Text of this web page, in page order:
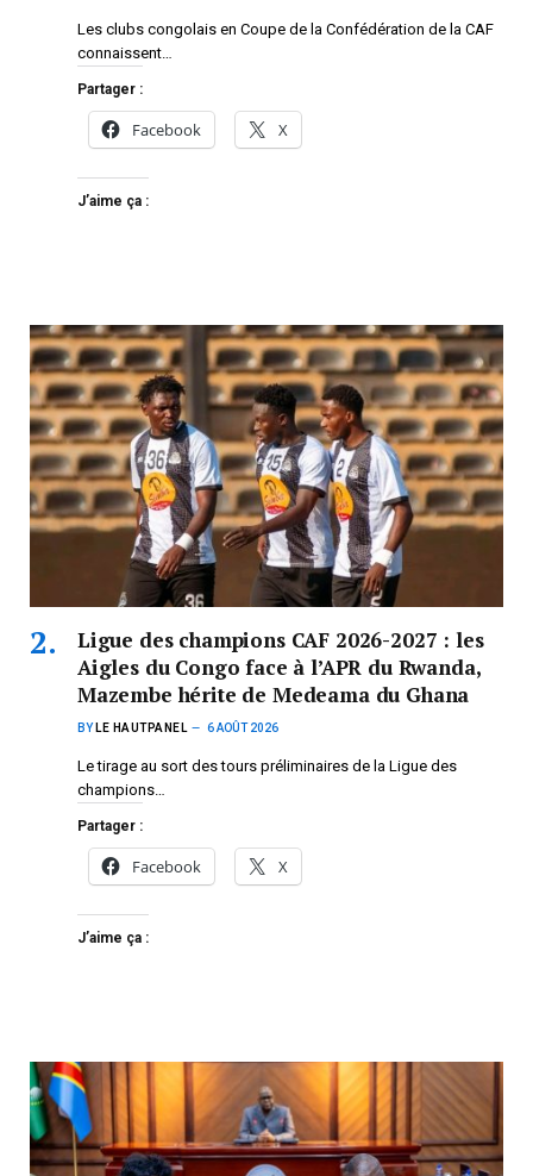
Les clubs congolais en Coupe de la Confédération de la CAF
connaissent…
Partager :
Facebook X
J’aime ça :
Ligue des champions CAF 2026-2027 : les
Aigles du Congo face à l’APR du Rwanda,
Mazembe hérite de Medeama du Ghana
BY LE HAUTPANEL 6 AOÛT 2026
Le tirage au sort des tours préliminaires de la Ligue des
champions…
Partager :
Facebook X
J’aime ça :